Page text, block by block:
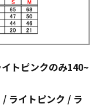
トピンクのみ140~
ライトピンク / ラ